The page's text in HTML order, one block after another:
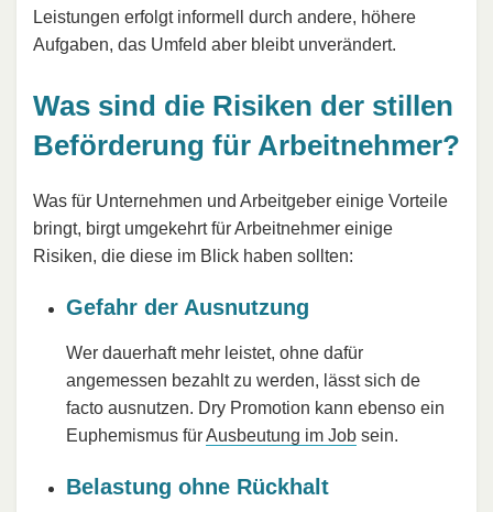
Leistungen erfolgt informell durch andere, höhere
Aufgaben, das Umfeld aber bleibt unverändert.
Was sind die Risiken der stillen
Beförderung für Arbeitnehmer?
Was für Unternehmen und Arbeitgeber einige Vorteile
bringt, birgt umgekehrt für Arbeitnehmer einige
Risiken, die diese im Blick haben sollten:
Gefahr der Ausnutzung
Wer dauerhaft mehr leistet, ohne dafür
angemessen bezahlt zu werden, lässt sich de
facto ausnutzen. Dry Promotion kann ebenso ein
Euphemismus fürAusbeutung im Job sein.
Belastung ohne Rückhalt